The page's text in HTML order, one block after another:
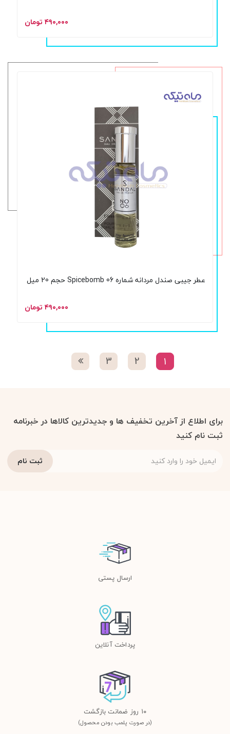
۴۹۰,۰۰۰ تومان
عطر جیبی صندل مردانه شماره 06 Spicebomb حجم 20 میل
۴۹۰,۰۰۰ تومان
1
2
3
برای اطلاع از آخرین تخفیف ها و جدیدترین کالاها در خبرنامه
ثبت نام کنید
ارسال پستی
پرداخت آنلاین
١٠ روز ضمانت بازگشت
(در صورت پلمب بودن محصول)